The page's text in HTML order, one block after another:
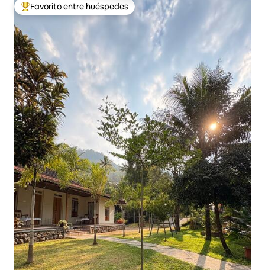
Favorito entre huéspedes preferido
Favorito entre huéspedes